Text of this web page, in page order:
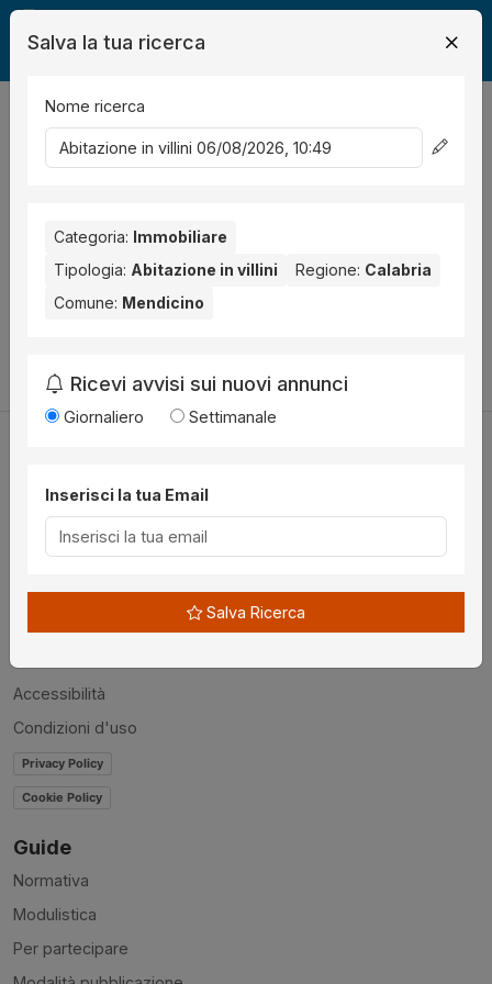
Legalmente Immobili
risultati Ordina per
Rende (1) Bisignano (1)
Utilità
Chi siamo
Disclaimer
Accessibilità
Condizioni d'uso
Privacy Policy
Cookie Policy
Guide
Normativa
Modulistica
Per partecipare
Salva la tua ricerca
Nome ricerca
Categoria: Immobiliare
Tipologia: Abitazione in villini Regione: Calabria
Comune: Mendicino
Ricevi avvisi sui nuovi annunci
Giornaliero Settimanale
Inserisci la tua Email
Salva Ricerca